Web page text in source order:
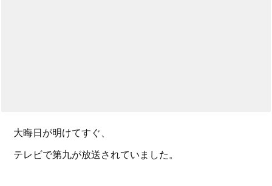
大晦日が明けてすぐ、
テレビで第九が放送されていました。